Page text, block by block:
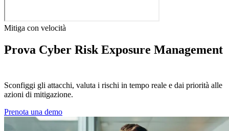
Mitiga con velocità
Prova Cyber Risk Exposure Management
Sconfiggi gli attacchi, valuta i rischi in tempo reale e dai priorità alle
azioni di mitigazione.
Prenota una demo